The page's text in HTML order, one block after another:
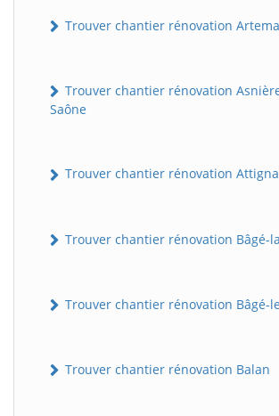
Trouver chantier rénovation
Trouver chantier rénovation
Saône
Trouver chantier rénovation
Trouver chantier rénovation Bâgé-
Trouver chantier rénovation Bâgé-
Trouver chantier rénovation Balan